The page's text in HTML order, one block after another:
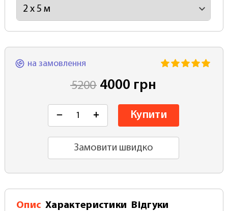
на замовлення
5200 4000 грн
− + Купити
Замовити швидко
Опис Характеристики Відгуки